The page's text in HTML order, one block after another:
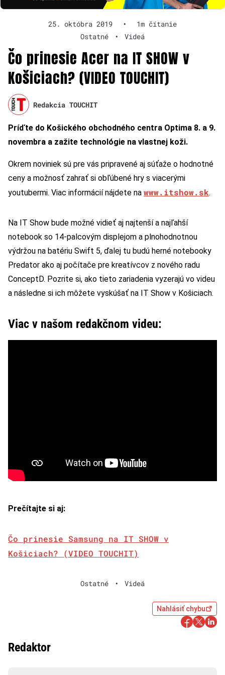
25. októbra 2019 •
1m čítanie
Ostatné
• Videá
Čo prinesie Acer na IT SHOW v
Košiciach? (VIDEO TOUCHIT)
Redakcia TOUCHIT
Príďte do Košického obchodného centra Optima 8. a 9.
novembra a zažite technológie na vlastnej koži.
Okrem noviniek sú pre vás pripravené aj súťaže o hodnotné
ceny a možnosť zahrať si obľúbené hry s viacerými
youtubermi. Viac informácií nájdete na www.itshow.sk.
Na IT Show bude možné vidieť aj najtenší a najľahší
notebook so 14-palcovým displejom a plnohodnotnou
výdržou na batériu Swift 5, ďalej tu budú herné notebooky
Predator ako aj počítače pre kreatívcov z nového radu
ConceptD. Pozrite si, ako tieto zariadenia vyzerajú vo videu
a následne si ich môžete vyskúšať na IT Show v Košiciach.
Viac v našom redakčnom videu:
Prečítajte si aj:
Čo prinesie Samsung na IT SHOW v
Košiciach? (VIDEO TOUCHIT)
Ostatné • Videá
Nahlásiť chybu
Redaktor